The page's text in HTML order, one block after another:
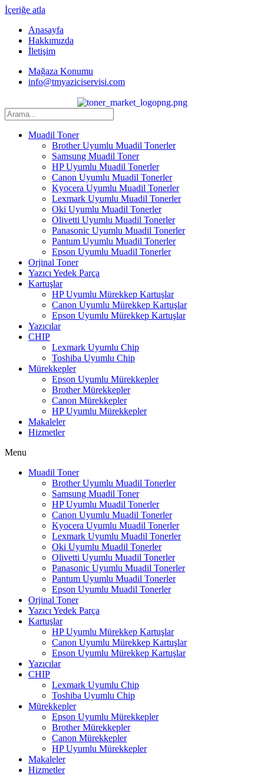
İçeriğe atla
Anasayfa
Hakkımızda
İletişim
Mağaza Konumu
info@tmyaziciservisi.com
Muadil Toner
Brother Uyumlu Muadil Tonerler
Samsung Muadil Toner
HP Uyumlu Muadil Tonerler
Canon Uyumlu Muadil Tonerler
Kyocera Uyumlu Muadil Tonerler
Lexmark Uyumlu Muadil Tonerler
Oki Uyumlu Muadil Tonerler
Olivetti Uyumlu Muadil Tonerler
Panasonic Uyumlu Muadil Tonerler
Pantum Uyumlu Muadil Tonerler
Epson Uyumlu Muadil Tonerler
Orjinal Toner
Yazıcı Yedek Parça
Kartuşlar
HP Uyumlu Mürekkep Kartuşlar
Canon Uyumlu Mürekkep Kartuşlar
Epson Uyumlu Mürekkep Kartuşlar
Yazıcılar
CHIP
Lexmark Uyumlu Chip
Toshiba Uyumlu Chip
Mürekkepler
Epson Uyumlu Mürekkepler
Brother Mürekkepler
Canon Mürekkepler
HP Uyumlu Mürekkepler
Makaleler
Hizmetler
Menu
Muadil Toner
Brother Uyumlu Muadil Tonerler
Samsung Muadil Toner
HP Uyumlu Muadil Tonerler
Canon Uyumlu Muadil Tonerler
Kyocera Uyumlu Muadil Tonerler
Lexmark Uyumlu Muadil Tonerler
Oki Uyumlu Muadil Tonerler
Olivetti Uyumlu Muadil Tonerler
Panasonic Uyumlu Muadil Tonerler
Pantum Uyumlu Muadil Tonerler
Epson Uyumlu Muadil Tonerler
Orjinal Toner
Yazıcı Yedek Parça
Kartuşlar
HP Uyumlu Mürekkep Kartuşlar
Canon Uyumlu Mürekkep Kartuşlar
Epson Uyumlu Mürekkep Kartuşlar
Yazıcılar
CHIP
Lexmark Uyumlu Chip
Toshiba Uyumlu Chip
Mürekkepler
Epson Uyumlu Mürekkepler
Brother Mürekkepler
Canon Mürekkepler
HP Uyumlu Mürekkepler
Makaleler
Hizmetler